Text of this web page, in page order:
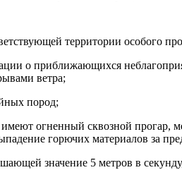
территории особого
о приближающихся
ветра;
пород;
огненный сквозной прогар,
горючих материалов за
значение 5 метров в